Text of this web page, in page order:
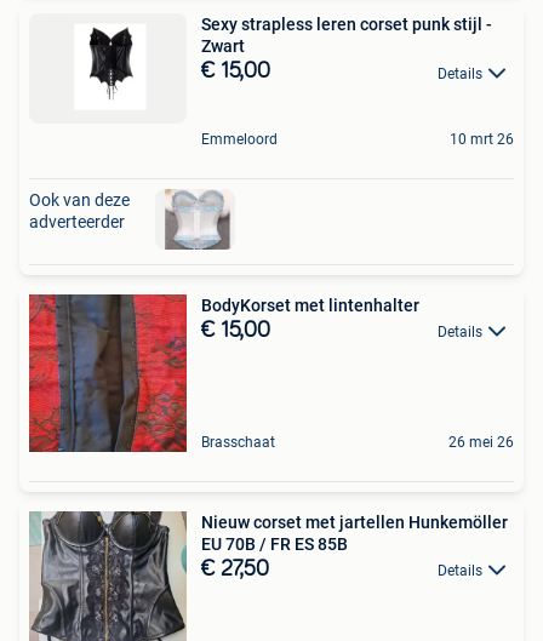
Sexy strapless leren corset punk stijl -
Zwart
€ 15,00 Details
Emmeloord 10 mrt 26
Ook van deze
adverteerder
BodyKorset met lintenhalter
€ 15,00 Details
Brasschaat 26 mei 26
Nieuw corset met jartellen Hunkemöller
EU 70B / FR ES 85B
€ 27,50 Details